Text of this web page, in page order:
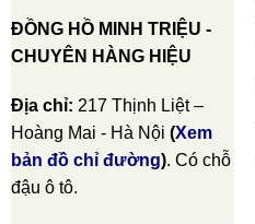
ĐỒNG HỒ MINH TRIỆU -
CHUYÊN HÀNG HIỆU
Địa chỉ: 217 Thịnh Liệt –
Hoàng Mai - Hà Nội (Xem
bản đồ chỉ đường). Có chỗ
đậu ô tô.